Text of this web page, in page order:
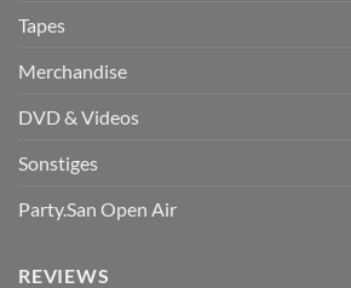
Tapes
Merchandise
DVD & Videos
Sonstiges
Party.San Open Air
REVIEWS